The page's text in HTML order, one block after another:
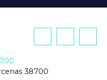
38700